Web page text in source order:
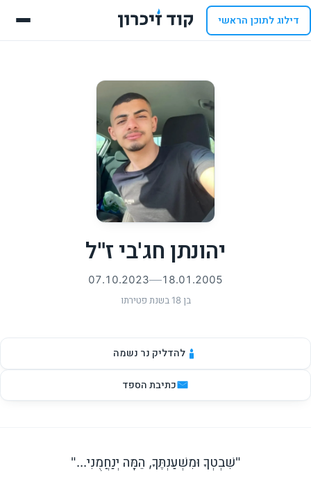
דילוג לתוכן הראשי
יהונתן חג'בי ז"ל
18.01.2005
07.10.2023
בן 18 בשנת פטירתו
להדליק נר נשמה
כתיבת הספד
"שִׁבְטְךָ וּמִשְׁעַנְתֶּךָ, הֵמָּה יְנַחֲמֻנִי..."